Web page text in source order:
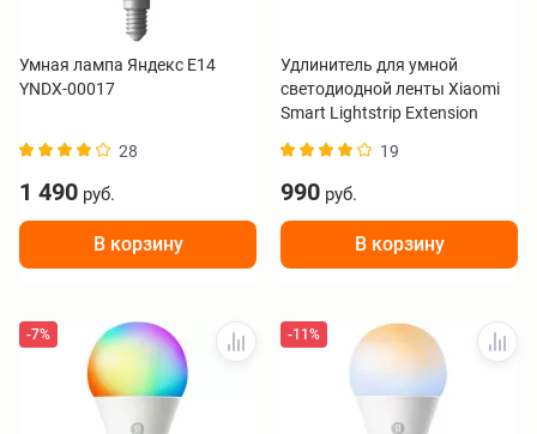
Умная лампа Яндекс Е14
YNDX-00017
28
1 490 руб.
В корзину
Удлинитель для умной
светодиодной ленты Xiaomi
Smart Lightstrip Extension
19
990 руб.
В корзину
-7% -11%